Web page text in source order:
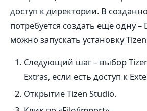
доступ к директории. В
потребуется создать еще одну –
можно запускать установку
Следующий шаг – выбор
Extras, если есть доступ к
Открытие Tizen Studio.